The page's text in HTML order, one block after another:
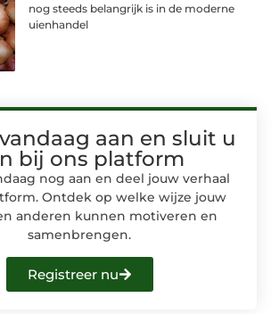
nog steeds belangrijk is in de moderne
uienhandel
aan en sluit u
bij ons platform
nog aan en deel jouw verhaal
Ontdek op welke wijze jouw
anderen kunnen motiveren en
samenbrengen.
Registreer nu